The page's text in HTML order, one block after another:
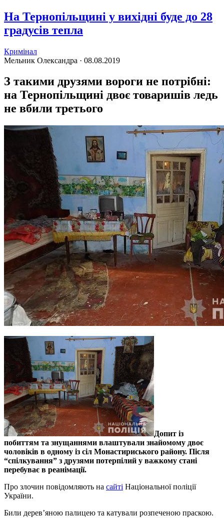
На Тернопільщині у вихідні буде до 28
градусів тепла
Кримінал
Мельник Олександра · 08.08.2019
З такими друзями вороги не потрібні:
на Тернопільщині двоє товаришів ледь
не вбили третього
Допит із
побиттям та знущаннями влаштували знайомому двоє
чоловіків в одному із сіл Монастириського району. Після
“спілкування” з друзями потерпілий у важкому стані
перебуває в реанімації.
Про злочин повідомляють на сайті Національної поліції
України.
Били дерев’яною палицею та катували розпеченою праскою.